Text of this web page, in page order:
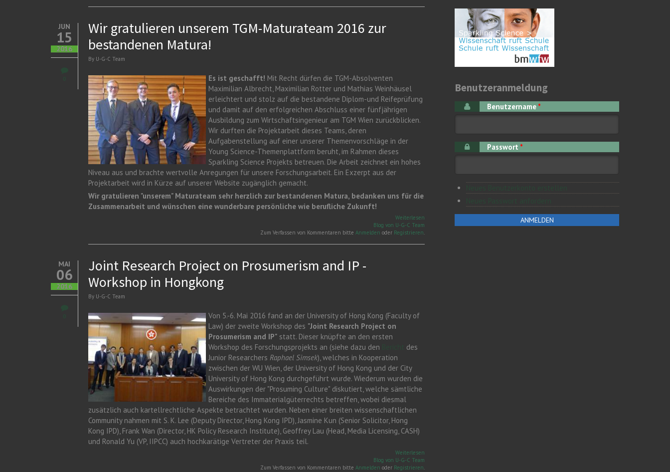
JUN
15
2016
Wir gratulieren unserem TGM-Maturateam 2016 zur
bestandenen Matura!
By U-G-C Team
Es ist geschafft! Mit Recht dürfen die TGM-Absolventen
Maximilian Albrecht, Maximilian Rotter und Mathias Weinhäusel
erleichtert und stolz auf die bestandene Diplom-und Reifeprüfung
und damit auf den erfolgreichen Abschluss einer fünfjährigen
Ausbildung zum Wirtschaftsingenieur am TGM Wien zurückblicken.
Wir durften die Projektarbeit dieses Teams, deren
Aufgabenstellung auf einer unserer Themenvorschläge in der
Young Science-Themenplattform beruht, im Rahmen dieses
Sparkling Science Projekts betreuen. Die Arbeit zeichnet ein hohes
Niveau aus und brachte wertvolle Anregungen für unsere Forschungsarbeit. Ein Exzerpt aus der
Projektarbeit wird in Kürze auf unserer Website zugänglich gemacht.
Wir gratulieren "unserem" Maturateam sehr herzlich zur bestandenen Matura, bedanken uns für die
Zusammenarbeit und wünschen eine wunderbare persönliche wie berufliche Zukunft!
Weiterlesen
Blog von U-G-C Team
Zum Verfassen von Kommentaren bitte Anmelden oder Registrieren.
MAI
06
2016
Joint Research Project on Prosumerism and IP -
Workshop in Hongkong
By U-G-C Team
Von 5.-6. Mai 2016 fand an der University of Hong Kong (Faculty of
Law) der zweite Workshop des "Joint Research Project on
Prosumerism and IP" statt. Dieser knüpfte an den ersten
Workshop des Forschungsprojekts an (siehe dazu den
des
Junior ResearchersRaphael Simsek), welches in Kooperation
zwischen der WU Wien, der University of Hong Kong und der City
University of Hong Kong durchgeführt wurde. Wiederum wurden die
Auswirkungen der "Prosuming Culture" diskutiert, welche sämtliche
Bereiche des Immaterialgüterrechts betreffen, wobei diesmal
zusätzlich auch kartellrechtliche Aspekte betrachtet wurden. Neben einer breiten wissenschaftlichen
Community nahmen mit S. K. Lee (Deputy Director, Hong Kong IPD), Jasmine Kun (Senior Solicitor, Hong
Kong IPD), Frank Wan (Director, HK Policy Research Institute), Geoffrey Lau (Head, Media Licensing, CASH)
und Ronald Yu (VP, IIPCC) auch hochkarätige Vertreter der Praxis teil.
Weiterlesen
Blog von U-G-C Team
Zum Verfassen von Kommentaren bitte Anmelden oder Registrieren.
Benutzeranmeldung
Benutzername *
Passwort *